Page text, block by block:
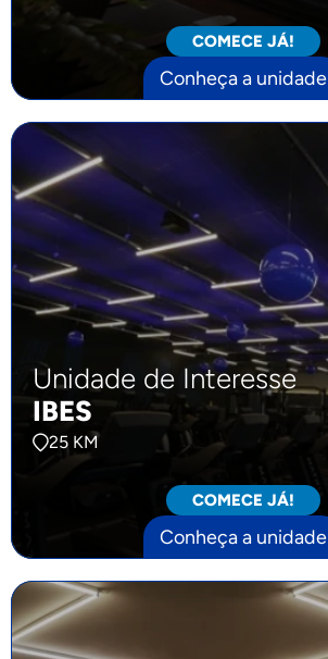
COMECE JÁ!
Conheça a unidade
Unidade de Interesse
IBES
25 KM
COMECE JÁ!
Conheça a unidade